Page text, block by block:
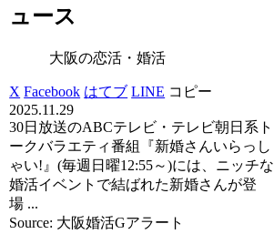
ュース
大阪の恋活・婚活
X Facebook はてブ LINE コピー
2025.11.29
30日放送のABCテレビ・テレビ朝日系ト
ークバラエティ番組『新婚さんいらっし
ゃい!』(毎週日曜12:55～)には、ニッチな
婚活イベントで結ばれた新婚さんが登
場 ...
Source: 大阪婚活Gアラート